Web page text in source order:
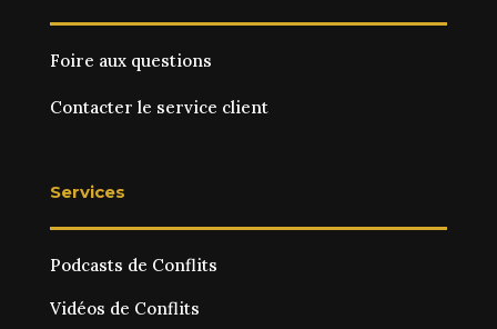
Foire aux questions
Contacter le service client
Services
Podcasts de Conflits
Vidéos de Conflits